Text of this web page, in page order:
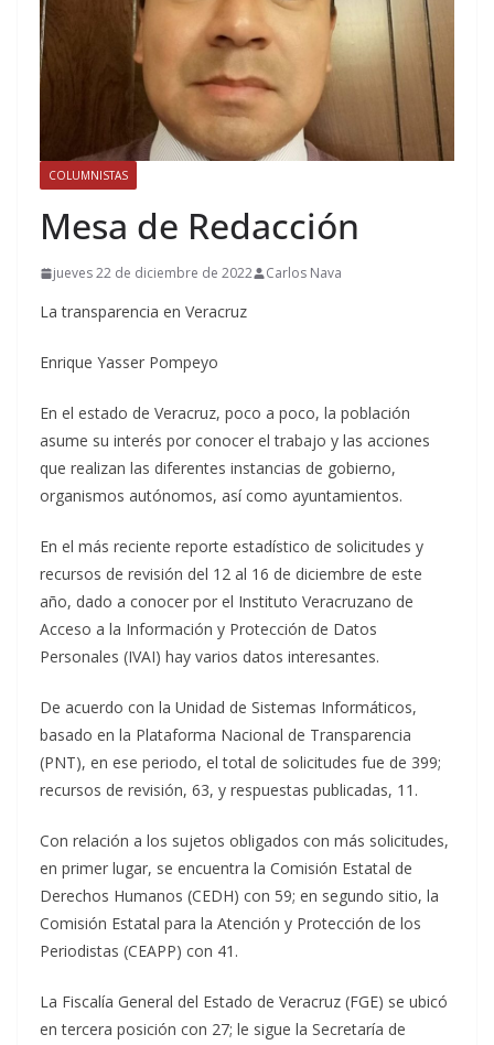
COLUMNISTAS
Mesa de Redacción
jueves 22 de diciembre de 2022 Carlos Nava
La transparencia en Veracruz
Enrique Yasser Pompeyo
En el estado de Veracruz, poco a poco, la población
asume su interés por conocer el trabajo y las acciones
que realizan las diferentes instancias de gobierno,
organismos autónomos, así como ayuntamientos.
En el más reciente reporte estadístico de solicitudes y
recursos de revisión del 12 al 16 de diciembre de este
año, dado a conocer por el Instituto Veracruzano de
Acceso a la Información y Protección de Datos
Personales (IVAI) hay varios datos interesantes.
De acuerdo con la Unidad de Sistemas Informáticos,
basado en la Plataforma Nacional de Transparencia
(PNT), en ese periodo, el total de solicitudes fue de 399;
recursos de revisión, 63, y respuestas publicadas, 11.
Con relación a los sujetos obligados con más solicitudes,
en primer lugar, se encuentra la Comisión Estatal de
Derechos Humanos (CEDH) con 59; en segundo sitio, la
Comisión Estatal para la Atención y Protección de los
Periodistas (CEAPP) con 41.
La Fiscalía General del Estado de Veracruz (FGE) se ubicó
en tercera posición con 27; le sigue la Secretaría de